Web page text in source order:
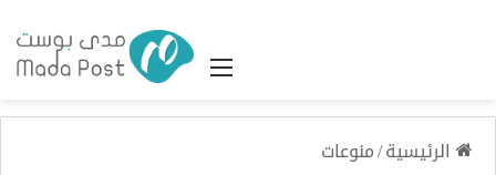
القائمة
الرئيسية/منوعات